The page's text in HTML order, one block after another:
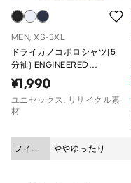
MEN, XS-3XL
ドライカノコポロシャツ(5
分袖) ENGINEERED
GARMENTS
¥1,990
ユニセックス, リサイクル素
材
フィッ
ト
ややゆったり